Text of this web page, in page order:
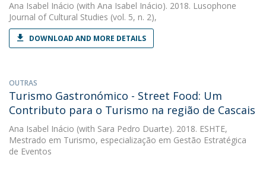
Ana Isabel Inácio (with Ana Isabel Inácio). 2018. Lusophone
Journal of Cultural Studies (vol. 5, n. 2),
DOWNLOAD AND MORE DETAILS
OUTRAS
Turismo Gastronómico - Street Food: Um
Contributo para o Turismo na região de Cascais
Ana Isabel Inácio (with Sara Pedro Duarte). 2018. ESHTE,
Mestrado em Turismo, especialização em Gestão Estratégica
de Eventos